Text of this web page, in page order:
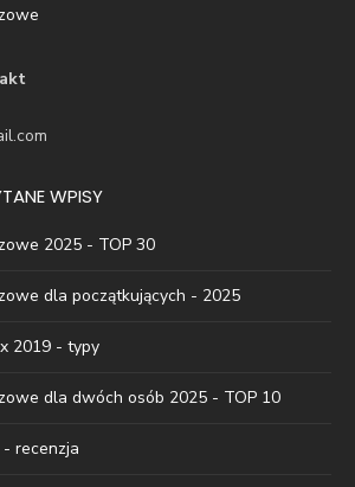
WPISY
2025 - TOP 30
dla początkujących - 2025
2019 - typy
dla dwóch osób 2025 - TOP 10
recenzja